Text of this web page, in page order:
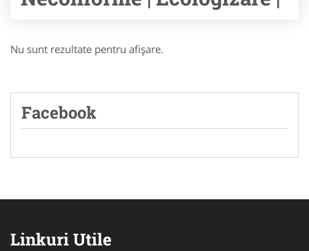
Nu sunt rezultate pentru afişare.
Facebook
Linkuri Utile